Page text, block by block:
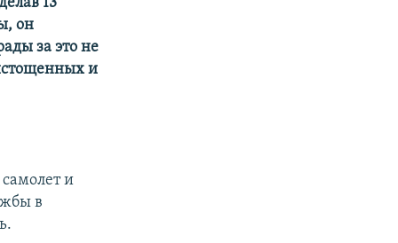
он
за это не
и
и
в